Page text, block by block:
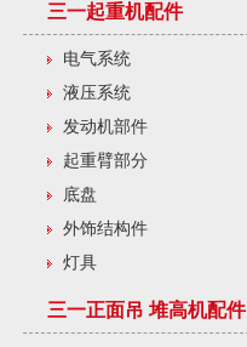
三一起重机配件
电气系统
液压系统
发动机部件
起重臂部分
底盘
外饰结构件
灯具
三一正面吊 堆高机配件